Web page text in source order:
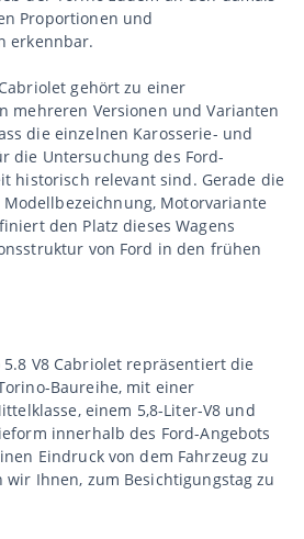
Proportionen und
erkennbar.
gehört zu einer
mehreren Versionen und Varianten
die einzelnen Karosserie- und
die Untersuchung des Ford-
historisch relevant sind. Gerade die
Motorvariante
den Platz dieses Wagens
von Ford in den frühen
5.8 V8 Cabriolet repräsentiert die
Baureihe, mit einer
einem 5,8-Liter-V8 und
innerhalb des Ford-Angebots
Eindruck von dem Fahrzeug zu
Ihnen, zum Besichtigungstag zu